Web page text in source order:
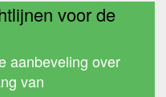
voor de
aanbeveling over
van